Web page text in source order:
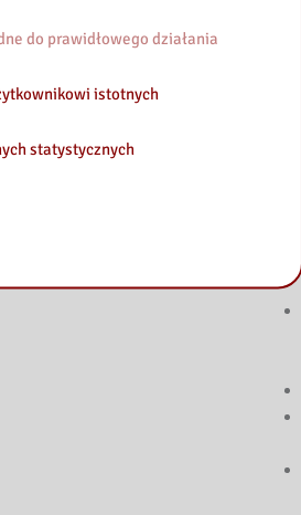
do prawidłowego działania
istotnych
statystycznych